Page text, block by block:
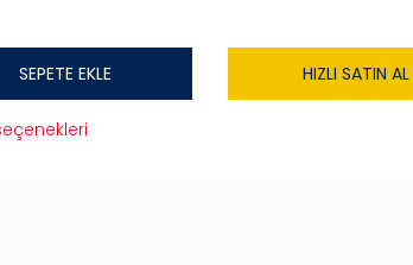
SEPETE EKLE HIZLI SATIN AL